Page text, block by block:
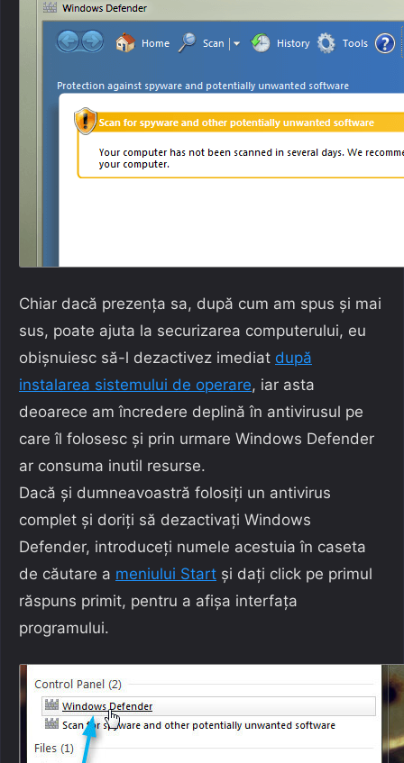
Chiar dacă prezența sa, după cum am spus și mai
sus, poate ajuta la securizarea computerului, eu
obișnuiesc să-l dezactivez imediat după
instalarea sistemului de operare, iar asta
deoarece am încredere deplină în antivirusul pe
care îl folosesc și prin urmare Windows Defender
ar consuma inutil resurse.
Dacă și dumneavoastră folosiți un antivirus
complet și doriți să dezactivați Windows
Defender, introduceți numele acestuia în caseta
de căutare a meniului Start și dați click pe primul
răspuns primit, pentru a afișa interfața
programului.